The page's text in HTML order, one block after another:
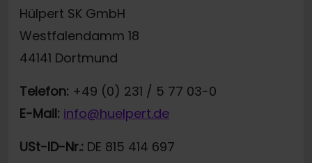
Hülpert SK GmbH
Westfalendamm 18
44141 Dortmund
Telefon: +49 (0) 231 / 5 77 03-0
E-Mail: info@huelpert.de
USt-ID-Nr.: DE 815 414 697